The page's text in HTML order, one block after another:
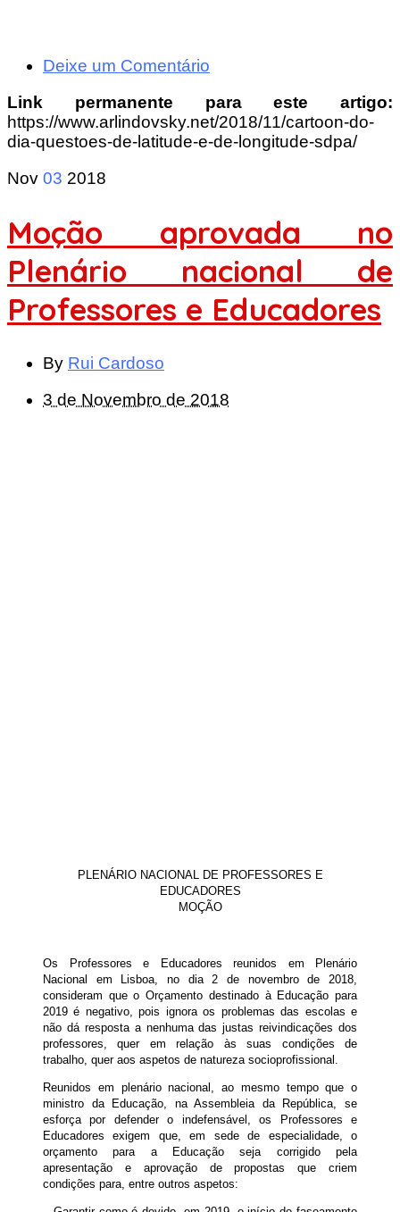
Deixe um Comentário
Link permanente para este artigo:
https://www.arlindovsky.net/2018/11/cartoon-do-
dia-questoes-de-latitude-e-de-longitude-sdpa/
Nov 03 2018
Moção aprovada no
Plenário nacional de
Professores e Educadores
By Rui Cardoso
3 de Novembro de 2018
PLENÁRIO NACIONAL DE PROFESSORES E
EDUCADORES
MOÇÃO
Os Professores e Educadores reunidos em Plenário
Nacional em Lisboa, no dia 2 de novembro de 2018,
consideram que o Orçamento destinado à Educação para
2019 é negativo, pois ignora os problemas das escolas e
não dá resposta a nenhuma das justas reivindicações dos
professores, quer em relação às suas condições de
trabalho, quer aos aspetos de natureza socioprofissional.
Reunidos em plenário nacional, ao mesmo tempo que o
ministro da Educação, na Assembleia da República, se
esforça por defender o indefensável, os Professores e
Educadores exigem que, em sede de especialidade, o
orçamento para a Educação seja corrigido pela
apresentação e aprovação de propostas que criem
condições para, entre outros aspetos: